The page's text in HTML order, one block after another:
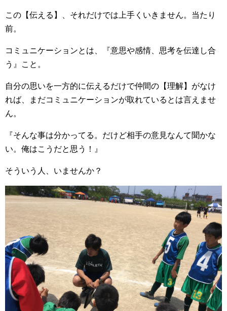
この【伝える】、それだけでは上手くいきません。当たり
前。
コミュニケーションとは、『意思や感情、思考を伝達し合
う』こと。
自分の思いを一方的に伝えるだけで仲間の【理解】がなけ
れば、まだコミュニケーションが取れているとは言えませ
ん。
『そんな事は分かってる。だけど相手の意見なんて聞かな
い。俺はこうだと思う！』
そういう人、いませんか？